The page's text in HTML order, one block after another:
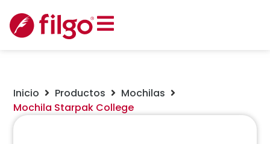
Inicio Productos
Mochilas
Mochila Starpak College